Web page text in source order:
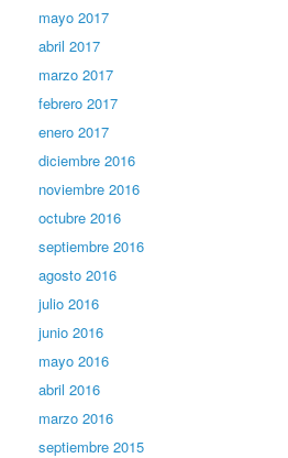
mayo 2017
abril 2017
marzo 2017
febrero 2017
enero 2017
diciembre 2016
noviembre 2016
octubre 2016
septiembre 2016
agosto 2016
julio 2016
junio 2016
mayo 2016
abril 2016
marzo 2016
septiembre 2015